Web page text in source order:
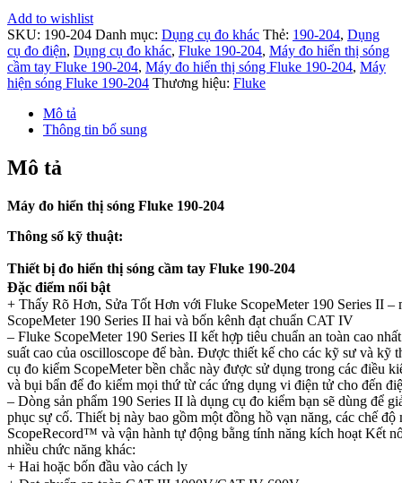
Add to wishlist
SKU: 190-204 Danh mục: Dụng cụ đo khác Thẻ: 190-204, Dụng
cụ đo điện, Dụng cụ đo khác, Fluke 190-204, Máy đo hiển thị sóng
cầm tay Fluke 190-204, Máy đo hiển thị sóng Fluke 190-204, Máy
hiện sóng Fluke 190-204 Thương hiệu: Fluke
Mô tả
Thông tin bổ sung
Mô tả
Máy đo hiển thị sóng Fluke 190-204
Thông số kỹ thuật:
Thiết bị đo hiển thị sóng cầm tay Fluke 190-204
Đặc điểm nổi bật
+ Thấy Rõ Hơn, Sửa Tốt Hơn với Fluke ScopeMeter 190 Series II –
ScopeMeter 190 Series II hai và bốn kênh đạt chuẩn CAT IV
– Fluke ScopeMeter 190 Series II kết hợp tiêu chuẩn an toàn cao
suất cao của oscilloscope để bàn. Được thiết kế cho các kỹ sư và kỹ
cụ đo kiểm ScopeMeter bền chắc này được sử dụng trong các điều
và bụi bẩn để đo kiểm mọi thứ từ các ứng dụng vi điện tử cho đến
– Dòng sản phẩm 190 Series II là dụng cụ đo kiểm bạn sẽ dùng để
phục sự cố. Thiết bị này bao gồm một đồng hồ vạn năng, các chế
ScopeRecord™ và vận hành tự động bằng tính năng kích hoạt Kết
nhiều chức năng khác:
+ Hai hoặc bốn đầu vào cách ly